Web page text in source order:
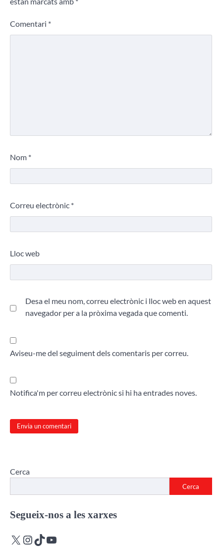
Comentari *
Nom *
Correu electrònic *
Lloc web
Desa el meu nom, correu electrònic i lloc web en aquest
navegador per a la pròxima vegada que comenti.
Aviseu-me del seguiment dels comentaris per correu.
Notifica'm per correu electrònic si hi ha entrades noves.
Cerca
Cerca
Segueix-nos a les xarxes
X Instagram
TikTokYouTube